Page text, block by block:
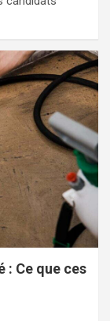
: Ce que ces